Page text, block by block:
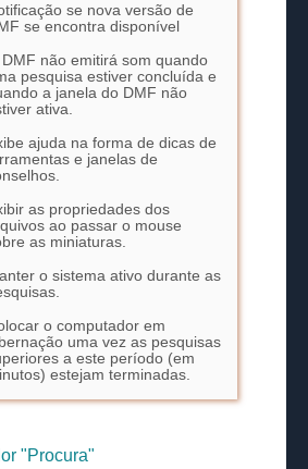
se nova versão de
se encontra disponível
DMF não emitirá som quando
pesquisa estiver concluída e
a janela do DMF não
ativa.
ajuda na forma de dicas de
e janelas de
as propriedades dos
ao passar o mouse
as miniaturas.
o sistema ativo durante as
o computador em
uma vez as pesquisas
a este período (em
estejam terminadas.
"Procura"